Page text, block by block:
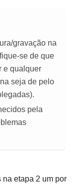
gravação na
se de que
e qualquer
seja de pelo
pela
etapa 2 um por